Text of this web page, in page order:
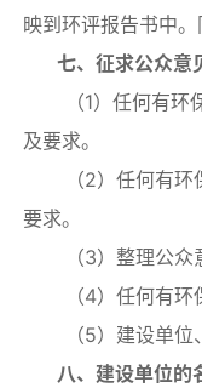
映到环评报告书中
七、征求公众意
（1）任何有环保
及要求。
（2）任何有环保
要求。
（3）整理公众意
（4）任何有环保
（5）建设单位、
八、建设单位的